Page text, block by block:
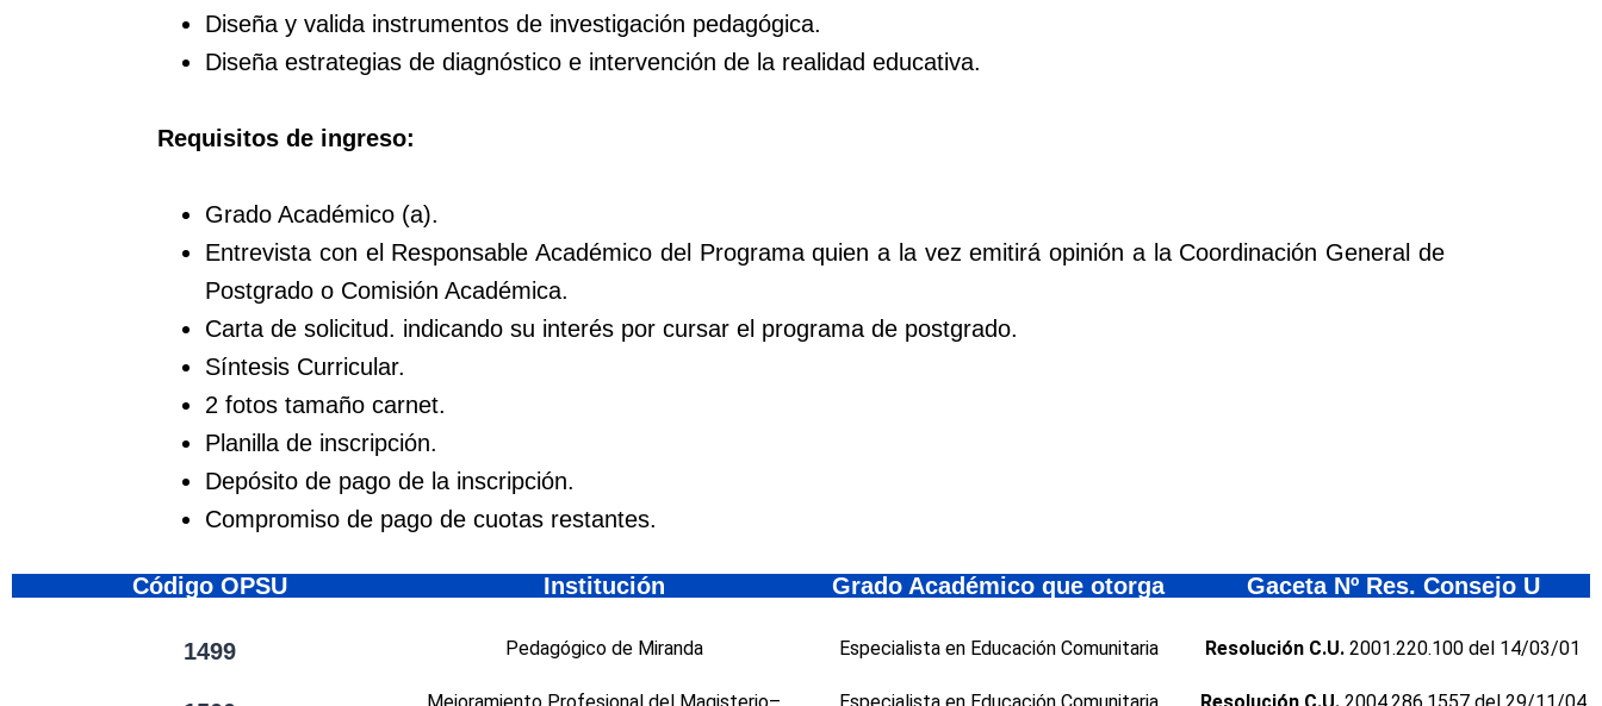
Diseña y valida instrumentos de investigación pedagógica.
Diseña estrategias de diagnóstico e intervención de la realidad educativa.
Requisitos de ingreso:
Grado Académico (a).
Entrevista con el Responsable Académico del Programa quien a la vez emitirá opinión a la Coordinación General de
Postgrado o Comisión Académica.
Carta de solicitud. indicando su interés por cursar el programa de postgrado.
Síntesis Curricular.
2 fotos tamaño carnet.
Planilla de inscripción.
Depósito de pago de la inscripción.
Compromiso de pago de cuotas restantes.
Código OPSU
1499
Institución
Pedagógico de Miranda
Grado Académico que otorga
Especialista en Educación Comunitaria
Gaceta Nº Res. Consejo U
Resolución C.U. 2001.220.100 del 14/03/01